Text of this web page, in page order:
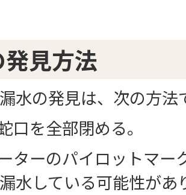
見方法
水の発見は、次の方法
口を全部閉める。
ターのパイロットマー
水している可能性があ